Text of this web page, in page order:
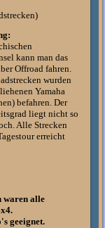
kann man das
Offroad fahren.
wurden
Yamaha
befahren. Der
liegt nicht so
Alle Strecken
erreicht
waren alle
geeignet.